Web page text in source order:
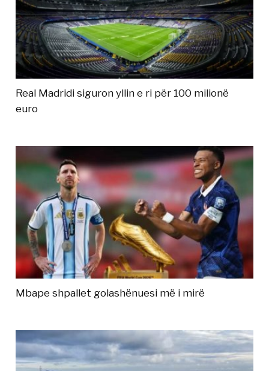
Real Madridi siguron yllin e ri për 100 milionë
euro
Mbape shpallet golashënuesi më i mirë